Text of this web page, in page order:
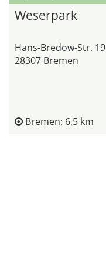
Weserpark
Hans-Bredow-Str. 19
28307 Bremen
Bremen: 6,5 km